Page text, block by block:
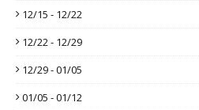
12/15 - 12/22
12/22 - 12/29
12/29 - 01/05
01/05 - 01/12